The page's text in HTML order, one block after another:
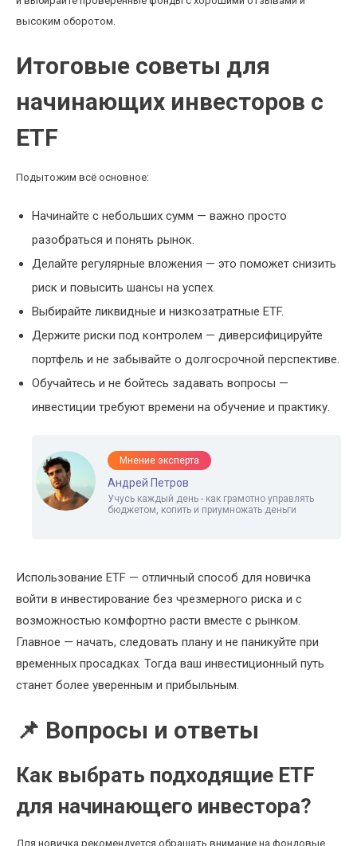
высоким оборотом.
Итоговые советы для
начинающих инвесторов с
ETF
Подытожим всё основное:
Начинайте с небольших сумм — важно просто
разобраться и понять рынок.
Делайте регулярные вложения — это поможет снизить
риск и повысить шансы на успех.
Выбирайте ликвидные и низкозатратные ETF.
Держите риски под контролем — диверсифицируйте
портфель и не забывайте о долгосрочной перспективе.
Обучайтесь и не бойтесь задавать вопросы —
инвестиции требуют времени на обучение и практику.
Мнение эксперта
Андрей Петров
Учусь каждый день - как грамотно управлять
бюджетом, копить и приумножать деньги
Использование ETF — отличный способ для новичка
войти в инвестирование без чрезмерного риска и с
возможностью комфортно расти вместе с рынком.
Главное — начать, следовать плану и не паникуйте при
временных просадках. Тогда ваш инвестиционный путь
станет более уверенным и прибыльным.
📌 Вопросы и ответы
Как выбрать подходящие ETF
для начинающего инвестора?
Для новичка рекомендуется обращать внимание на фондовые